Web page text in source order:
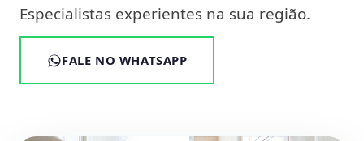
Especialistas experientes na sua região.
FALE NO WHATSAPP